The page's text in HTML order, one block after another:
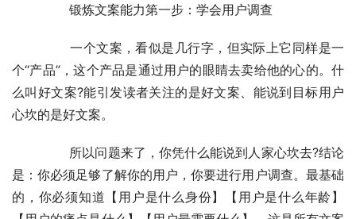
	　　锻炼文案能力第一步：学会用户调查
个“产品”，这个产品是通过用户的眼睛去卖给他的心的。什
么叫好文案?能引发读者关注的是好文案、能说到目标用户
心坎的是好文案。
是：你必须足够了解你的用户，你要进行用户调查。最基础
的，你必须知道【用户是什么身份】【用户是什么年龄】